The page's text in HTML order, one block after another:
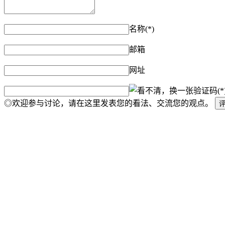
名称(*)
邮箱
网址
验证码
◎欢迎参与讨论，请在这里发表您的看法、交流您的观点。